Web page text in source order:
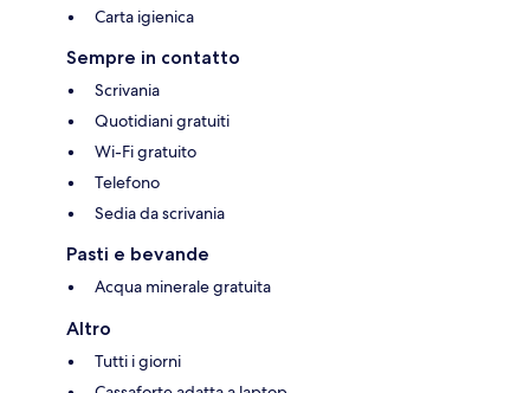
Carta igienica
Sempre in contatto
Scrivania
Quotidiani gratuiti
Wi-Fi gratuito
Telefono
Sedia da scrivania
Pasti e bevande
Acqua minerale gratuita
Altro
Tutti i giorni